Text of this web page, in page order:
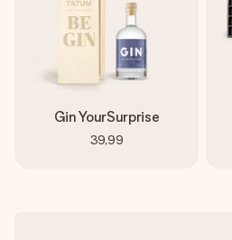
Gin YourSurprise
39,99